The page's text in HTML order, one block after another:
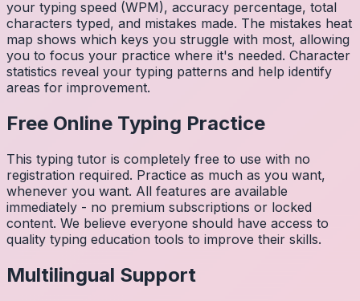
your typing speed (WPM), accuracy percentage, total
characters typed, and mistakes made. The mistakes heat
map shows which keys you struggle with most, allowing
you to focus your practice where it's needed. Character
statistics reveal your typing patterns and help identify
areas for improvement.
Free Online Typing Practice
This typing tutor is completely free to use with no
registration required. Practice as much as you want,
whenever you want. All features are available
immediately - no premium subscriptions or locked
content. We believe everyone should have access to
quality typing education tools to improve their skills.
Multilingual Support